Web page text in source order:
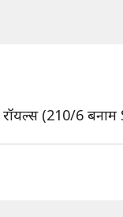
(210/6